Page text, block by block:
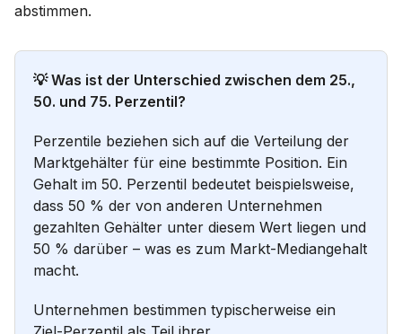
abstimmen.
💡 Was ist der Unterschied zwischen dem 25.,
50. und 75. Perzentil?
Perzentile beziehen sich auf die Verteilung der
Marktgehälter für eine bestimmte Position. Ein
Gehalt im 50. Perzentil bedeutet beispielsweise,
dass 50 % der von anderen Unternehmen
gezahlten Gehälter unter diesem Wert liegen und
50 % darüber – was es zum Markt-Mediangehalt
macht.
Unternehmen bestimmen typischerweise ein